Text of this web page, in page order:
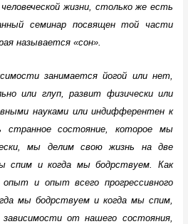
жизни, столько же есть
семинар посвящен той части
называется «сон».
занимается йогой или нет,
или глуп, развит физически или
науками или индифферентен к
странное состояние, которое мы
мы делим свою жизнь на две
спим и когда мы бодрствуем. Как
и опыт всего прогрессивного
мы бодрствуем и когда мы спим,
от нашего состояния,